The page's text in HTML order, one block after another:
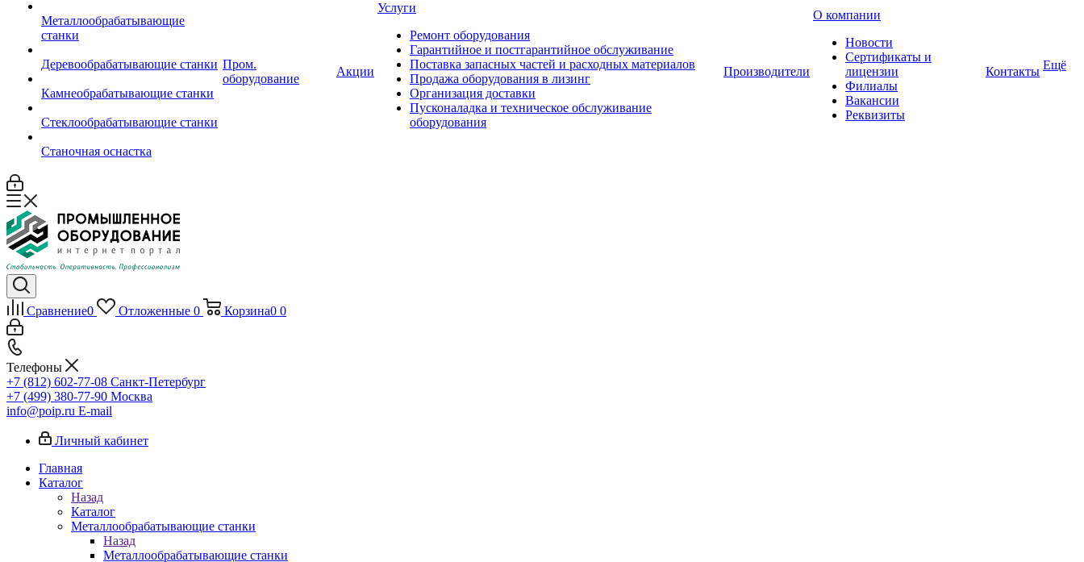
Металлообрабатывающие
станки
Деревообрабатывающие станки
Камнеобрабатывающие станки
Стеклообрабатывающие станки
Станочная оснастка
Пром.
оборудование
Акции
Услуги
Ремонт оборудования
Гарантийное и постгарантийное обслуживание
Поставка запасных частей и расходных материалов
Продажа оборудования в лизинг
Организация доставки
Пусконаладка и техническое обслуживание
оборудования
Производители
О компании
Новости
Сертификаты и
лицензии
Филиалы
Вакансии
Реквизиты
Контакты Ещё
Сравнение0 Отложенные 0 Корзина0 0
Телефоны
+7 (812) 602-77-08 Санкт-Петербург
+7 (499) 380-77-90 Москва
info@poip.ru E-mail
Личный кабинет
Главная
Каталог
Назад
Каталог
Металлообрабатывающие станки
Назад
Металлообрабатывающие станки